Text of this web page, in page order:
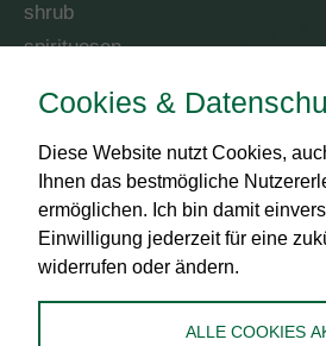
shrub
spirituosen
RECHTLICHES
Impressum
Datenschutz
Zahlungsmittel
Cookies &
Diese Website nutzt Cookies,
Ihnen das bestmögliche
ermöglichen. Ich bin damit
Einwilligung jederzeit für eine
widerrufen oder ändern.
ALLE COOKIES